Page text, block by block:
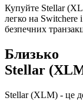
Купуйте Stellar
легко на Switchere
безпечних
Близько
Stellar
Stellar (XLM) - це